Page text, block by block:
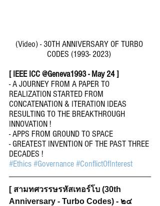
(Video) - 30TH ANNIVERSARY OF TURBO
CODES (1993- 2023)
[ IEEE ICC @Geneva1993 - May 24 ]
- A JOURNEY FROM A PAPER TO
REALIZATION STARTED FROM
CONCATENATION & ITERATION IDEAS
RESULTING TO THE BREAKTHROUGH
INNOVATION !
- APPS FROM GROUND TO SPACE
- GREATEST INVENTION OF THE PAST THREE
DECADES !
#Ethics#Governance#ConflictOfInterest
[ สามทศวรรษรหัสเทอร์โบ (30th
Anniversary - Turbo Codes) - ๒๔